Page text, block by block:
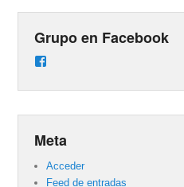
Grupo en Facebook
Meta
Acceder
Feed de entradas